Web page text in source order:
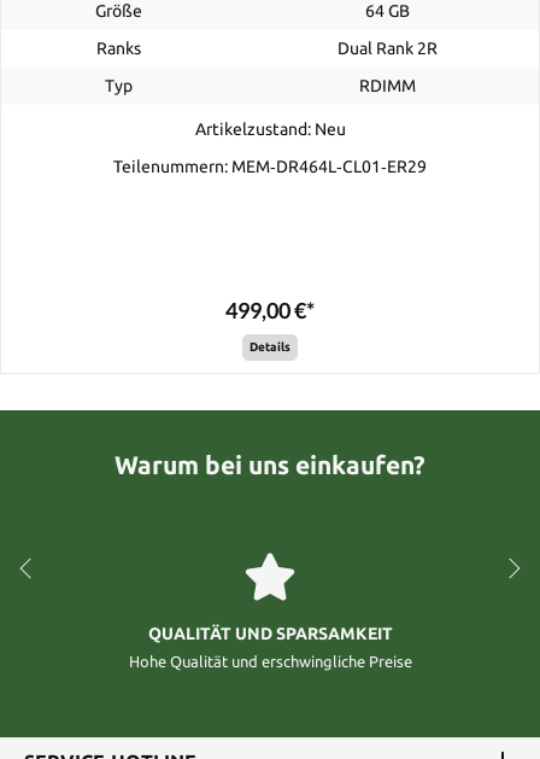
Größe
64 GB
Ranks
Dual Rank 2R
Typ
RDIMM
Artikelzustand: Neu
Teilenummern: MEM‐DR464L‐CL01‐ER29
499,00 €*
Details
Warum bei uns einkaufen?
QUALITÄT UND SPARSAMKEIT
Hohe Qualität und erschwingliche Preise